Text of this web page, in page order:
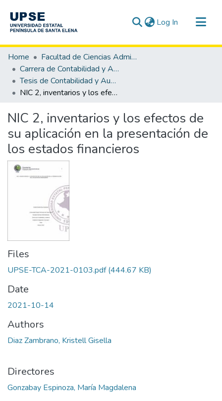
Log In (current)
Communities & Collections
All of DSpace
Statistics
Home
Facultad de Ciencias Administrativas
Carrera de Contabilidad y Auditoría
Tesis de Contabilidad y Auditoría
NIC 2, inventarios y los efectos de su aplicación en la presentación de los estados financieros
NIC 2, inventarios y los efectos de
su aplicación en la presentación de
los estados financieros
Files
UPSE-TCA-2021-0103.pdf(444.67 KB)
Date
2021-10-14
Authors
Diaz Zambrano, Kristell Gisella
Directores
Gonzabay Espinoza, María Magdalena